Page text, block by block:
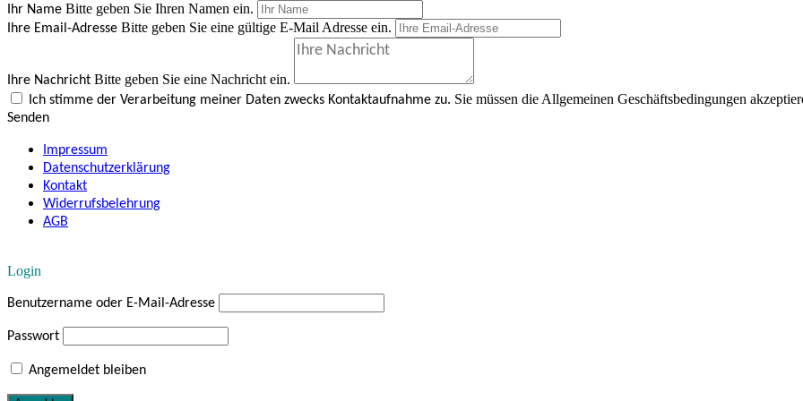
Ihr Name Bitte geben Sie Ihren Namen ein.
Ihre Email-Adresse Bitte geben Sie eine gültige E-Mail Adresse ein.
Ihre Nachricht Bitte geben Sie eine Nachricht ein.
Ich stimme der Verarbeitung meiner Daten zwecks Kontaktaufnahme zu. Sie müssen die Allgemeinen Geschäftsbedingungen
Senden
Impressum
Datenschutzerklärung
Kontakt
Widerrufsbelehrung
AGB
Login
Benutzername oder E-Mail-Adresse
Passwort
Angemeldet bleiben